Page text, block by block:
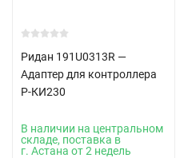
Ридан 191U0313R —
Адаптер для контроллера
Р-КИ230
В наличии на центральном
складе, поставка в
г. Астана от 2 недель